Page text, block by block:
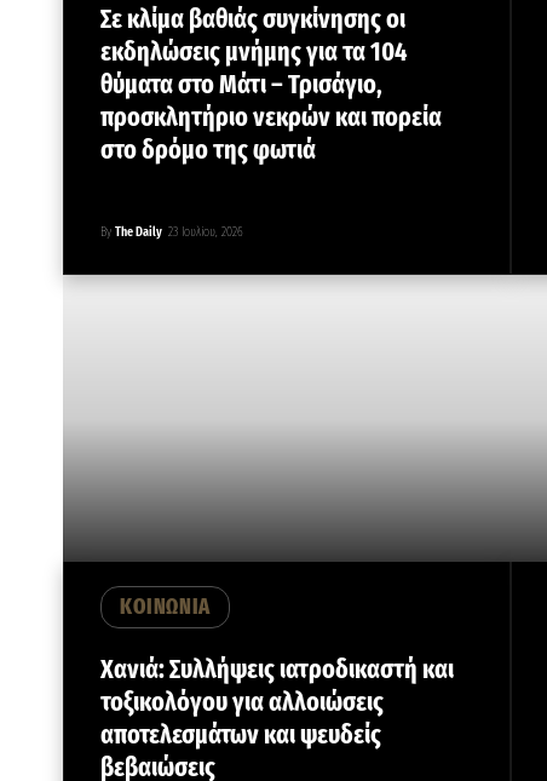
Σε κλίμα βαθιάς συγκίνησης οι
εκδηλώσεις μνήμης για τα 104
θύματα στο Μάτι – Τρισάγιο,
προσκλητήριο νεκρών και πορεία
στο δρόμο της φωτιά
By The Daily 23 Ιουλίου, 2026
ΚΟΙΝΩΝΙΑ
Χανιά: Συλλήψεις ιατροδικαστή και
τοξικολόγου για αλλοιώσεις
αποτελεσμάτων και ψευδείς
βεβαιώσεις